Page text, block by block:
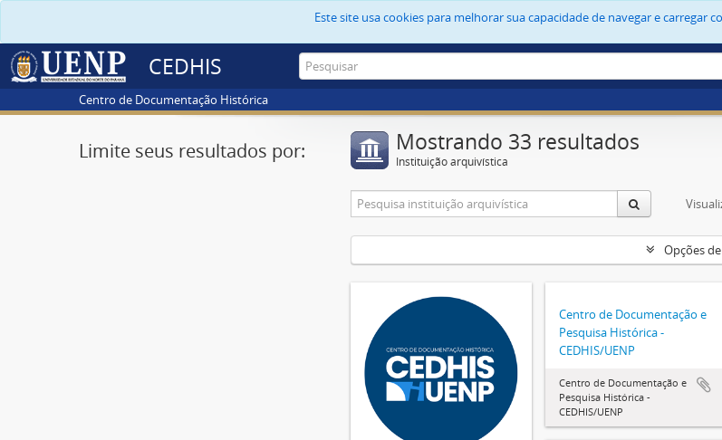
Este site usa cookies para melhorar sua capacidade de navegar e carregar
CEDHIS
Centro de Documentação Histórica
Limite seus resultados por: Mostrando 33 resultados
Instituição arquivística
Opções
Centro de Documentação e
Pesquisa Histórica -
CEDHIS/UENP
Centro de Documentação e
Pesquisa Histórica -
CEDHIS/UENP